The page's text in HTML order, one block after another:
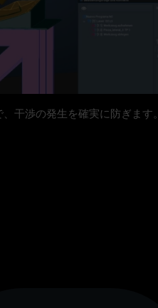
干渉の発生を確実に防ぎます。